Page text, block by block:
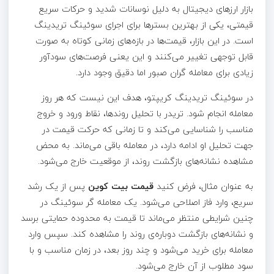
بازار ارزهای دیجیتال به‌ دلیل نوسانات شدید و حرکات سریع
قیمتی، یکی از بهترین بسترها برای اجرای سوئینگ تریدینگ
است. در این بازار، قیمت‌ها در بازه‌های زمانی کوتاه به‌ صورت
قابل توجهی تغییر می‌کنند و این یعنی فرصت‌های سودآور
زیادی برای معامله‌ گران صبور اما دقیق وجود دارد.
در سوئینگ تریدینگ کریپتو، هدف این نیست که هر روز
معامله انجام شود. تریدر با تحلیل روندها، نقاط ورود و خروج
مناسب را شناسایی می‌کند و تا زمانی که حرکت قیمت در
جهت تحلیل او ادامه دارد، در معامله باقی می‌ماند. به‌ محض
مشاهده نشانه‌های بازگشت روند، از موقعیت خارج می‌شود.
به عنوان مثال، فرض کنید قیمت بیت‌ کوین پس از یک رشد
سریع، وارد فاز اصلاحی می‌شود. یک معامله‌ گر سوئینگ در
چنین شرایطی منتظر می‌ماند تا قیمت به محدوده حمایتی برسد
و نشانه‌های بازگشت دوباره‌ی روند را مشاهده کند. سپس وارد
معامله برای خرید می‌شود و چند روز بعد، در زمان مناسب و با
سود مطلوب از آن خارج می‌شود.